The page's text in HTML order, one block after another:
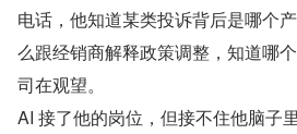
电话，他知道某类投诉背后是哪个
么跟经销商解释政策调整，知道哪
司在观望。
AI 接了他的岗位，但接不住他脑子里